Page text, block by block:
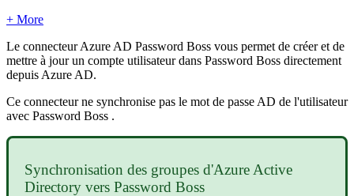
+ More
Le connecteur Azure AD Password Boss vous permet de créer et de
mettre à jour un compte utilisateur dans Password Boss directement
depuis Azure AD.
Ce connecteur ne synchronise pas le mot de passe AD de l'utilisateur
avec Password Boss .
Synchronisation des groupes d'Azure Active
Directory vers Password Boss